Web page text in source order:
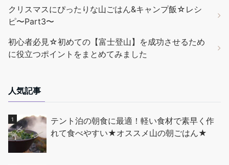
クリスマスにぴったりな山ごはん&キャンプ飯☆レシ
ピ〜Part3〜
初心者必見☆初めての【富士登山】を成功させるため
に役立つポイントをまとめてみました
人気記事
テント泊の朝食に最適！軽い食材で素早く作
れて食べやすい★オススメ山の朝ごはん★